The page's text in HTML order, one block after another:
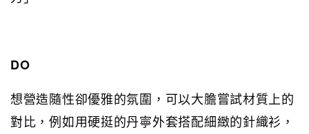
DO
想營造隨性卻優雅的氛圍，可以大膽嘗試材質上的
對比，例如用硬挺的丹寧外套搭配細緻的針織衫，